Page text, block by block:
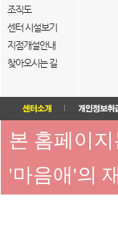
조직도
센터 시설보기
지점개설안내
찾아오시는 길
본 홈페이
'마음애'의